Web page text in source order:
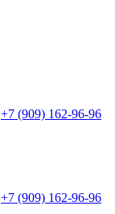
+7 (909) 162-96-96
+7 (909) 162-96-96